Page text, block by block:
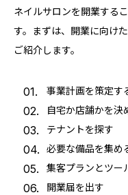
ネイルサロンを開業する
す。まずは、開業に向け
ご紹介します。
事業計画を策定す
自宅か店舗かを決
テナントを探す
必要な備品を集め
集客プランとツー
開業届を出す